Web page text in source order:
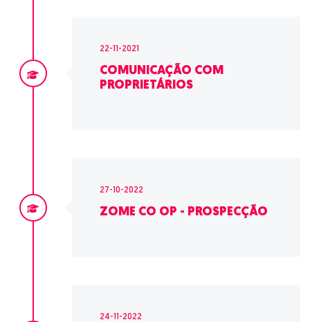
22-11-2021
COMUNICAÇÃO COM
PROPRIETÁRIOS
27-10-2022
ZOME CO OP - PROSPECÇÃO
24-11-2022